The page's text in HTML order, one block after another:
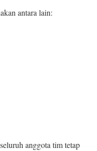
antara lain:
anggota tim tetap